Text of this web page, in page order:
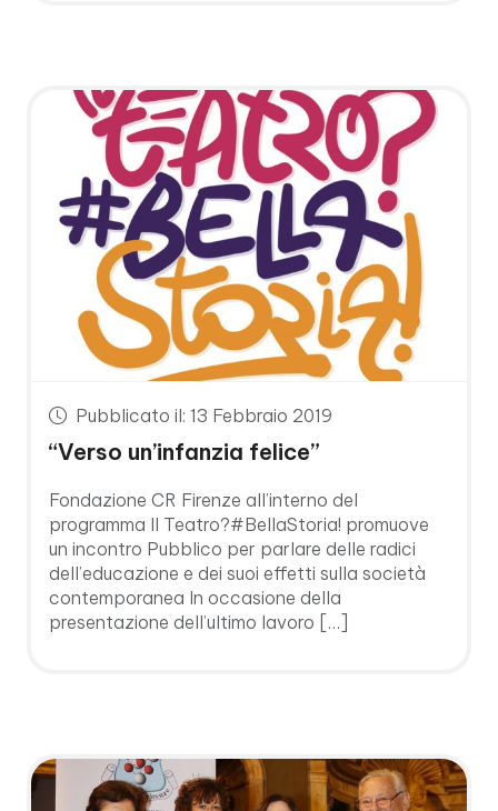
Pubblicato il: 13 Febbraio 2019
“Verso un’infanzia felice”
Fondazione CR Firenze all’interno del
programma Il Teatro?#BellaStoria! promuove
un incontro Pubblico per parlare delle radici
dell’educazione e dei suoi effetti sulla società
contemporanea In occasione della
presentazione dell’ultimo lavoro […]